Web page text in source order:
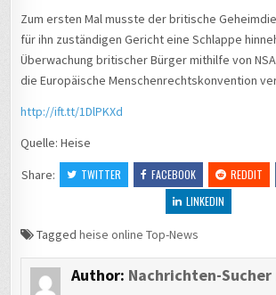
Zum ersten Mal musste der britische
für ihn zuständigen Gericht eine Schlappe
Überwachung britischer Bürger mithilfe von
die Europäische Menschenrechtskonvention
http://ift.tt/1DlPKXd
Quelle: Heise
Share:
TWITTER FACEBOOK REDDIT
LINKEDIN
Taggedheise online Top-News
Author: Nachrichten-Sucher